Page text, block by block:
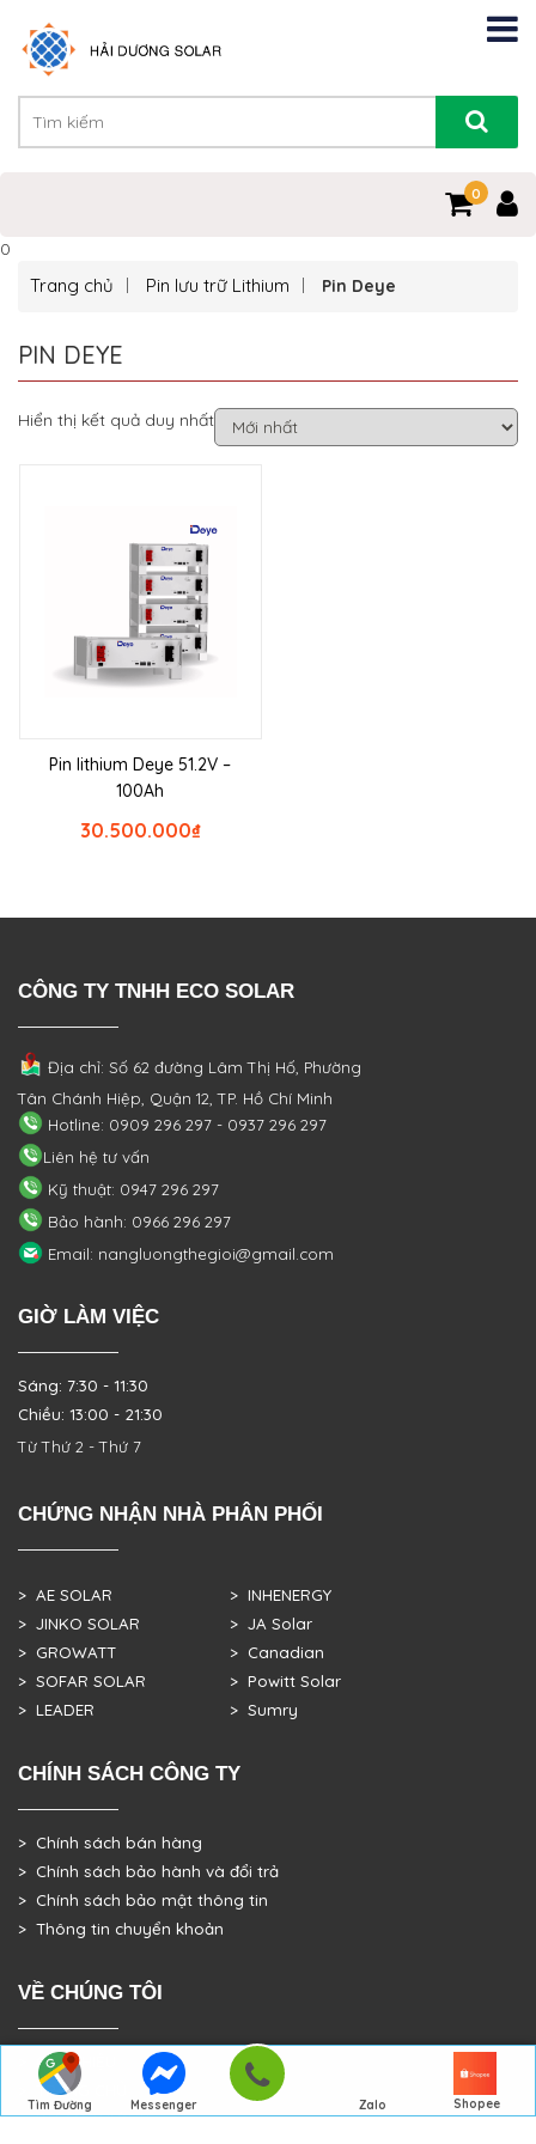
0
Tìm Đường
Messenger
Zalo Shopee
0
Trang chủ Pin lưu trữ Lithium Pin Deye
PIN DEYE
Hiển thị kết quả duy nhất
Pin lithium Deye 51.2V –
100Ah
₫
30.500.000
CÔNG TY TNHH ECO SOLAR
Địa chỉ: Số 62 đường Lâm Thị Hố, Phường
Tân Chánh Hiệp, Quận 12, TP. Hồ Chí Minh
Hotline: 0909 296 297 - 0937 296 297
Liên hệ tư vấn
Kỹ thuật: 0947 296 297
Bảo hành: 0966 296 297
Email: nangluongthegioi@gmail.com
GIỜ LÀM VIỆC
Sáng: 7:30 - 11:30
Chiều: 13:00 - 21:30
Từ Thứ 2 - Thứ 7
CHỨNG NHẬN NHÀ PHÂN PHỐI
> AE SOLAR
> JINKO SOLAR
> GROWATT
> SOFAR SOLAR
> LEADER
> INHENERGY
> JA Solar
> Canadian
> Powitt Solar
> Sumry
CHÍNH SÁCH CÔNG TY
> Chính sách bán hàng
> Chính sách bảo hành và đổi trả
> Chính sách bảo mật thông tin
> Thông tin chuyển khoản
VỀ CHÚNG TÔI
> GIỚI THIỆU
> TRANG CHỦ
> DỰ ÁN THỰC TẾ